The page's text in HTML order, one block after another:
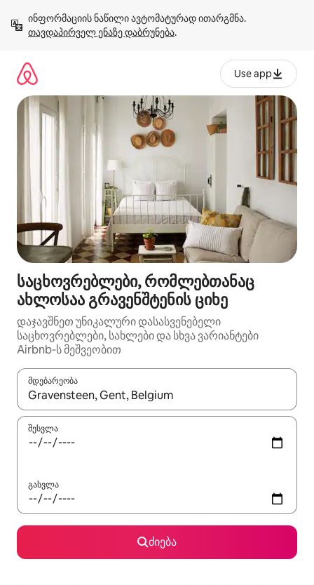
გადასვლა
თავდაპირველ ენაზე დაბრუნება.
Use app
საცხოვრებლები, რომლებთანაც
ახლოსაა გრავენშტენის ციხე
დაჯავშნეთ უნიკალური დასასვენებელი
საცხოვრებლები, სახლები და სხვა ვარიანტები
Airbnb‑ს მეშვეობით
მდებარეობა
როცა შედეგები ხელმისაწვდომი გახდება, ნავიგაციისთვის
შესვლა
გასვლა
ძიება